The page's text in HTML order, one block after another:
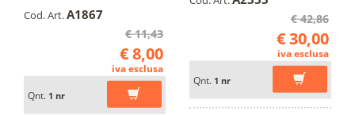
Cod. Art.A1867
€ 11,43
€ 8,00
iva esclusa
Qnt. 1 nr
€ 42,86
€ 30,00
iva esclusa
Qnt. 1 nr